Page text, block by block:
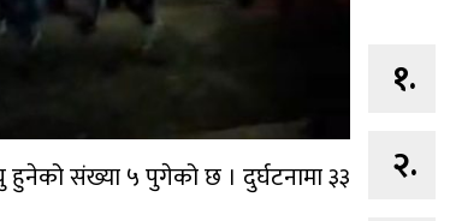
संख्या ५ पुगेको छ । दुर्घटनामा ३३
१.
२.